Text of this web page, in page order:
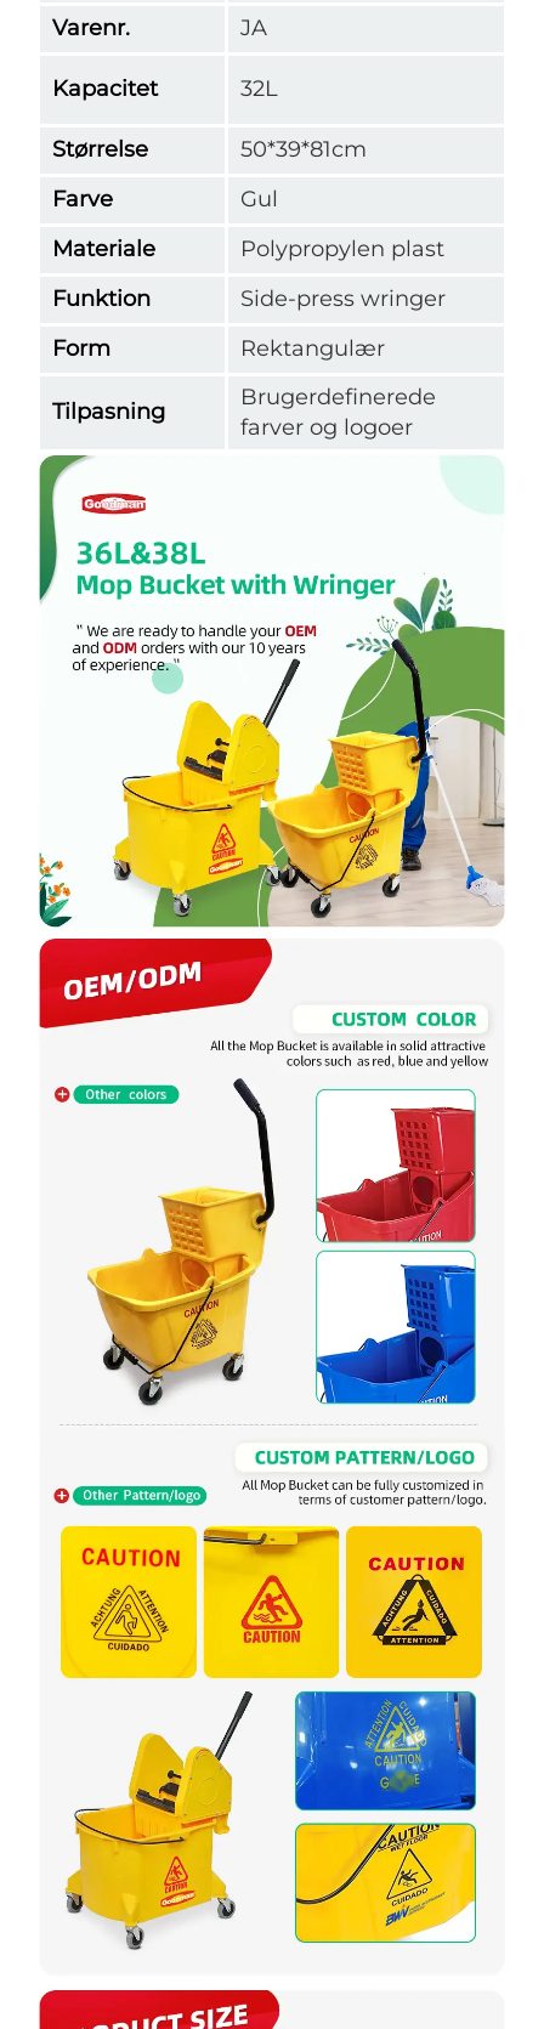
Varenr.
JA
Kapacitet 32L
Størrelse
50*39*81cm
Farve
Gul
Materiale
Polypropylen plast
Funktion
Side-press wringer
Form
Rektangulær
Tilpasning
Brugerdefinerede
farver og logoer